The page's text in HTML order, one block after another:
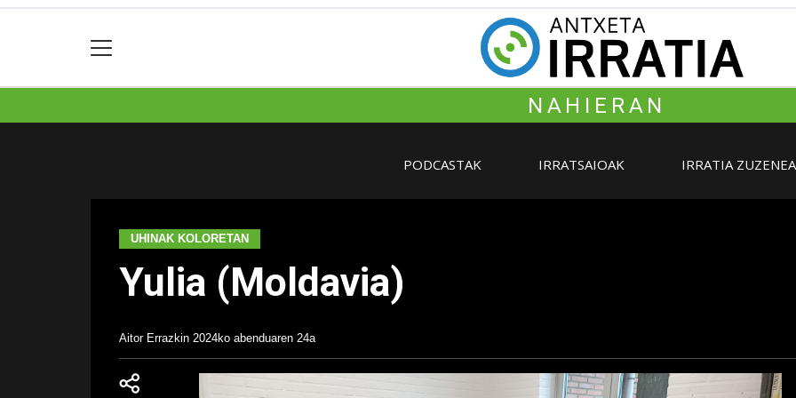
NAHIERAN
PODCASTAK IRRATSAIOAK IRRATIA
UHINAK KOLORETAN
Yulia (Moldavia)
Aitor Errazkin 2024ko abenduaren 24a